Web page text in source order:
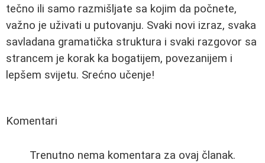
tečno ili samo razmišljate sa kojim da počnete,
važno je uživati u putovanju. Svaki novi izraz, svaka
savladana gramatička struktura i svaki razgovor sa
strancem je korak ka bogatijem, povezanijem i
lepšem svijetu. Srećno učenje!
Komentari
Trenutno nema komentara za ovaj članak.